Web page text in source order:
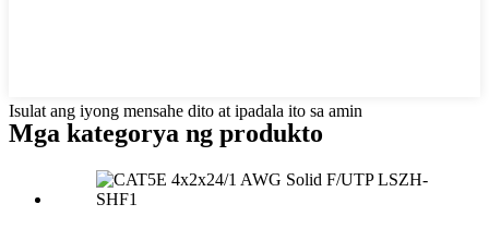
Isulat ang iyong mensahe dito at ipadala ito sa amin
Mga kategorya ng produkto